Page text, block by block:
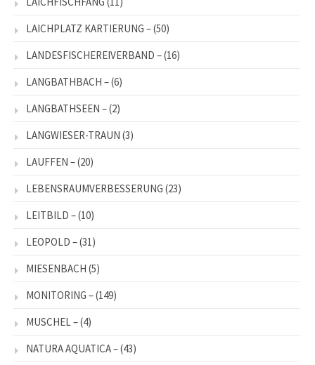
LAICHPLATZ KARTIERUNG –(50)
LANDESFISCHEREIVERBAND –(16)
LANGBATHBACH –(6)
LANGBATHSEEN –(2)
LANGWIESER-TRAUN (3)
LAUFFEN –(20)
LEBENSRAUMVERBESSERUNG (23)
LEITBILD –(10)
LEOPOLD –(31)
MIESENBACH (5)
MONITORING –(149)
MUSCHEL –(4)
NATURA AQUATICA –(43)